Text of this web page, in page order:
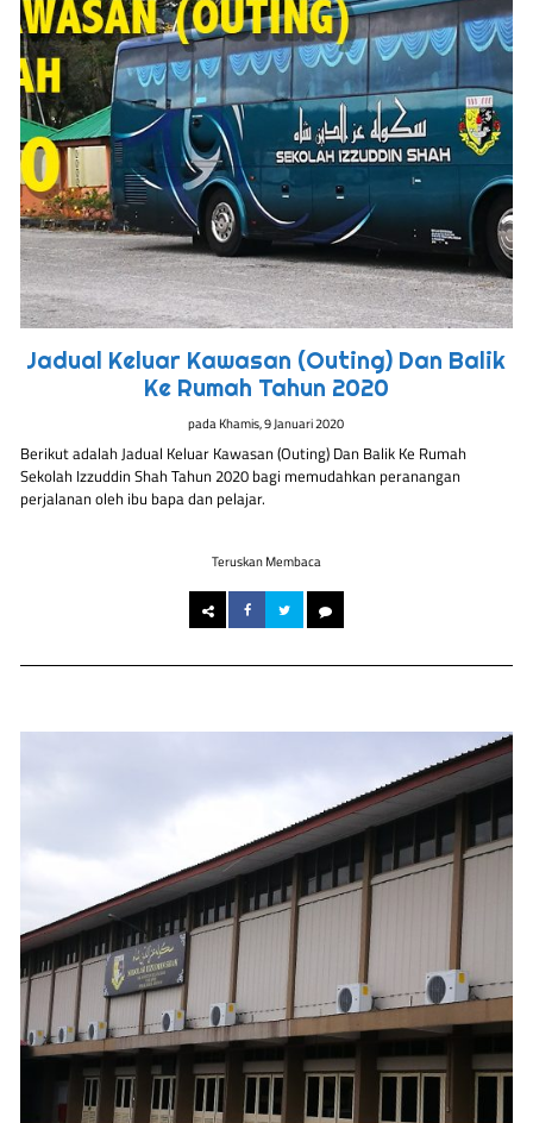
Jadual Keluar Kawasan (Outing) Dan Balik
Ke Rumah Tahun 2020
padaKhamis, 9 Januari 2020
Berikut adalah Jadual Keluar Kawasan (Outing) Dan Balik Ke Rumah
Sekolah Izzuddin Shah Tahun 2020 bagi memudahkan peranangan
perjalanan oleh ibu bapa dan pelajar.
Teruskan Membaca